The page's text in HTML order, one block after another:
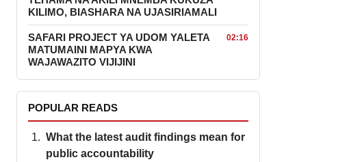
KILIMO, BIASHARA NA UJASIRIAMALI
SAFARI PROJECT YA UDOM YALETA
MATUMAINI MAPYA KWA
WAJAWAZITO VIJIJINI
02:16
POPULAR READS
What the latest audit findings mean for
public accountability